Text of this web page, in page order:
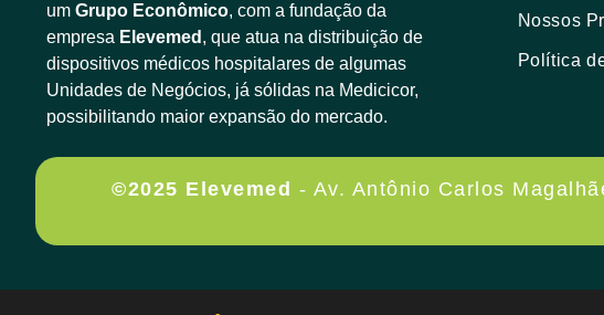
um Grupo Econômico, com a fundação da
empresa Elevemed , que atua na distribuição de
dispositivos médicos hospitalares de algumas
Unidades de Negócios, já sólidas na Medicicor,
possibilitando maior expansão do mercado.
Nossos
Política
©2025 Elevemed - Av. Antônio Carlos